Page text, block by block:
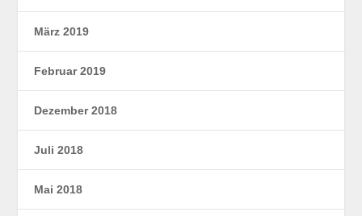
März 2019
Februar 2019
Dezember 2018
Juli 2018
Mai 2018